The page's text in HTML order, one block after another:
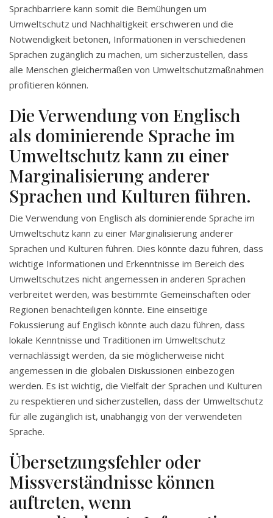
Sprachbarriere kann somit die Bemühungen um
Umweltschutz und Nachhaltigkeit erschweren und die
Notwendigkeit betonen, Informationen in verschiedenen
Sprachen zugänglich zu machen, um sicherzustellen, dass
alle Menschen gleichermaßen von Umweltschutzmaßnahmen
profitieren können.
Die Verwendung von Englisch
als dominierende Sprache im
Umweltschutz kann zu einer
Marginalisierung anderer
Sprachen und Kulturen führen.
Die Verwendung von Englisch als dominierende Sprache im
Umweltschutz kann zu einer Marginalisierung anderer
Sprachen und Kulturen führen. Dies könnte dazu führen, dass
wichtige Informationen und Erkenntnisse im Bereich des
Umweltschutzes nicht angemessen in anderen Sprachen
verbreitet werden, was bestimmte Gemeinschaften oder
Regionen benachteiligen könnte. Eine einseitige
Fokussierung auf Englisch könnte auch dazu führen, dass
lokale Kenntnisse und Traditionen im Umweltschutz
vernachlässigt werden, da sie möglicherweise nicht
angemessen in die globalen Diskussionen einbezogen
werden. Es ist wichtig, die Vielfalt der Sprachen und Kulturen
zu respektieren und sicherzustellen, dass der Umweltschutz
für alle zugänglich ist, unabhängig von der verwendeten
Sprache.
Übersetzungsfehler oder
Missverständnisse können
auftreten, wenn